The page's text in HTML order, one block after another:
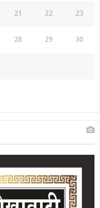
21 22 23
28 29 30